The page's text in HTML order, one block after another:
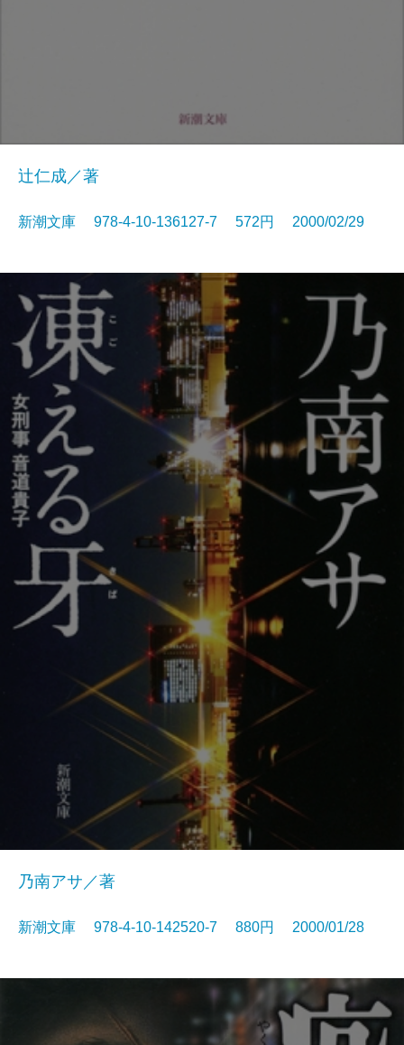
辻仁成／著
新潮文庫 978-4-10-136127-7 572円 2000/02/29
乃南アサ／著
新潮文庫 978-4-10-142520-7 880円 2000/01/28